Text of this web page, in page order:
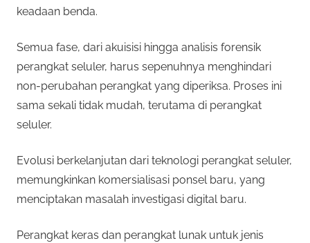
keadaan benda.
Semua fase, dari akuisisi hingga analisis forensik
perangkat seluler, harus sepenuhnya menghindari
non-perubahan perangkat yang diperiksa. Proses ini
sama sekali tidak mudah, terutama di perangkat
seluler.
Evolusi berkelanjutan dari teknologi perangkat seluler,
memungkinkan komersialisasi ponsel baru, yang
menciptakan masalah investigasi digital baru.
Perangkat keras dan perangkat lunak untuk jenis